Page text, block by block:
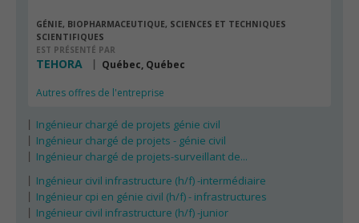
GÉNIE, BIOPHARMACEUTIQUE, SCIENCES ET TECHNIQUES
SCIENTIFIQUES
EST PRÉSENTÉ PAR
TEHORA Québec, Québec
Autres offres de l'entreprise
Ingénieur chargé de projets génie civil
Ingénieur chargé de projets - génie civil
Ingénieur chargé de projets-surveillant de...
Ingénieur civil infrastructure (h/f) -intermédiaire
Ingénieur cpi en génie civil (h/f) - infrastructures
Ingénieur civil infrastructure (h/f) -junior